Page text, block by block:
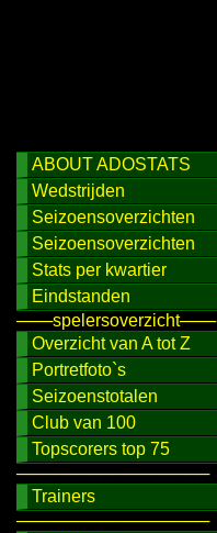
ABOUT ADOSTATS
Wedstrijden
Seizoensoverzichten
Seizoensoverzichten
Stats per kwartier
Eindstanden
───spelersoverzicht───
Overzicht van A tot Z
Portretfoto`s
Seizoenstotalen
Club van 100
Topscorers top 75
────────────────
Trainers
────────────────